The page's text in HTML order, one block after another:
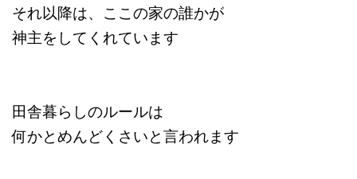
それ以降は、ここの家の誰かが
神主をしてくれています
田舎暮らしのルールは
何かとめんどくさいと言われます